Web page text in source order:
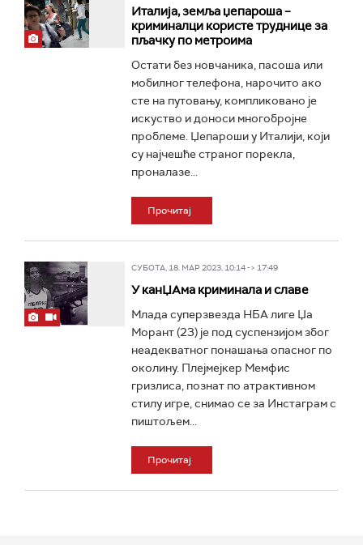
Италија, земља џепароша –
криминалци користе труднице за
пљачку по метроима
Остати без новчаника, пасоша или
мобилног телефона, нарочито ако
сте на путовању, компликовано је
искуство и доноси многобројне
проблеме. Џепароши у Италији, који
су најчешће страног порекла,
проналазе...
Прочитај
СУБОТА, 18. МАР 2023, 10:14 -> 17:49
У канЏАма криминала и славе
Млада суперзвезда НБА лиге Џа
Морант (23) је под суспензијом због
неадекватног понашања опасног по
околину. Плејмејкер Мемфис
гризлиса, познат по атрактивном
стилу игре, снимао се за Инстаграм с
пиштољем...
Прочитај